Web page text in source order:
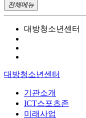
전체메뉴
대방청소년센터
대방청소년센터
기관소개
ICT스포츠존
미래사업